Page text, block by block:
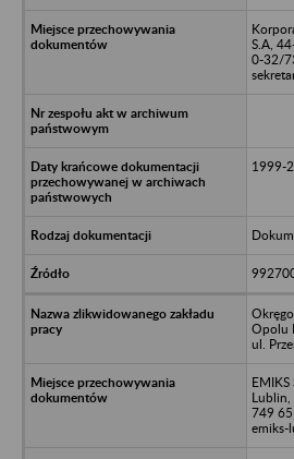
S.A,
0-32/
1999-
Opolu
ul.
EMIKS
Lublin,
749
emiks-